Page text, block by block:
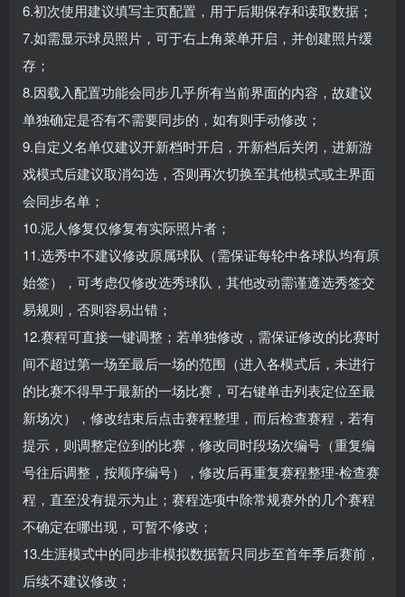
6.初次使用建议填写主页配置，用于后期保存和读取数据；
7.如需显示球员照片，可于右上角菜单开启，并创建照片缓
存；
8.因载入配置功能会同步几乎所有当前界面的内容，故建议
单独确定是否有不需要同步的，如有则手动修改；
9.自定义名单仅建议开新档时开启，开新档后关闭，进新游
戏模式后建议取消勾选，否则再次切换至其他模式或主界面
会同步名单；
10.泥人修复仅修复有实际照片者；
11.选秀中不建议修改原属球队（需保证每轮中各球队均有原
始签），可考虑仅修改选秀球队，其他改动需谨遵选秀签交
易规则，否则容易出错；
12.赛程可直接一键调整；若单独修改，需保证修改的比赛时
间不超过第一场至最后一场的范围（进入各模式后，未进行
的比赛不得早于最新的一场比赛，可右键单击列表定位至最
新场次），修改结束后点击赛程整理，而后检查赛程，若有
提示，则调整定位到的比赛，修改同时段场次编号（重复编
号往后调整，按顺序编号），修改后再重复赛程整理-检查赛
程，直至没有提示为止；赛程选项中除常规赛外的几个赛程
不确定在哪出现，可暂不修改；
13.生涯模式中的同步非模拟数据暂只同步至首年季后赛前，
后续不建议修改；